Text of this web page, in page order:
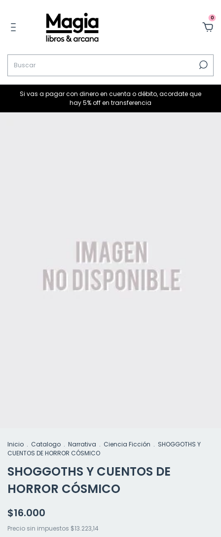
0
Si vas a pagar con dinero en cuenta o débito, acordate que
hay 5% off en transferencia
Inicio . Catalogo . Narrativa . Ciencia Ficción . SHOGGOTHS Y
CUENTOS DE HORROR CÓSMICO
SHOGGOTHS Y CUENTOS DE
HORROR CÓSMICO
$16.000
Precio sin impuestos $13.223,14